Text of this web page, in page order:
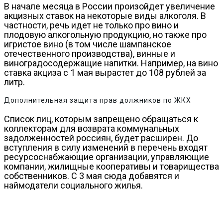
В начале месяца в России произойдет увеличение
акцизных ставок на некоторые виды алкоголя. В
частности, речь идет не только про вино и
плодовую алкогольную продукцию, но также про
игристое вино (в том числе шампанское
отечественного производства), винные и
виноградосодержащие напитки. Например, на вино
ставка акциза с 1 мая вырастет до 108 рублей за
литр.
Дополнительная защита прав должников по ЖКХ
Список лиц, которым запрещено обращаться к
коллекторам для возврата коммунальных
задолженностей россиян, будет расширен. До
вступления в силу изменений в перечень входят
ресурсоснабжающие организации, управляющие
компании, жилищные кооперативы и товарищества
собственников. С 3 мая сюда добавятся и
наймодатели социального жилья.